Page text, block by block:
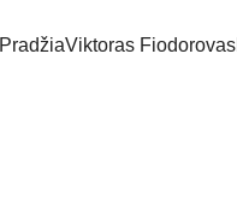
PradžiaViktoras Fiodorovas